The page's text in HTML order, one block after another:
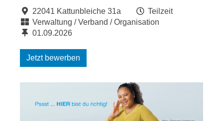
22041 Kattunbleiche 31a
Teilzeit
Verwaltung / Verband / Organisation
01.09.2026
Jetzt bewerben